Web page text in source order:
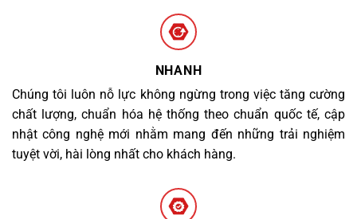
NHANH
Chúng tôi luôn nỗ lực không ngừng trong việc tăng cường
chất lượng, chuẩn hóa hệ thống theo chuẩn quốc tế, cập
nhật công nghệ mới nhằm mang đến những trải nghiệm
tuyệt vời, hài lòng nhất cho khách hàng.